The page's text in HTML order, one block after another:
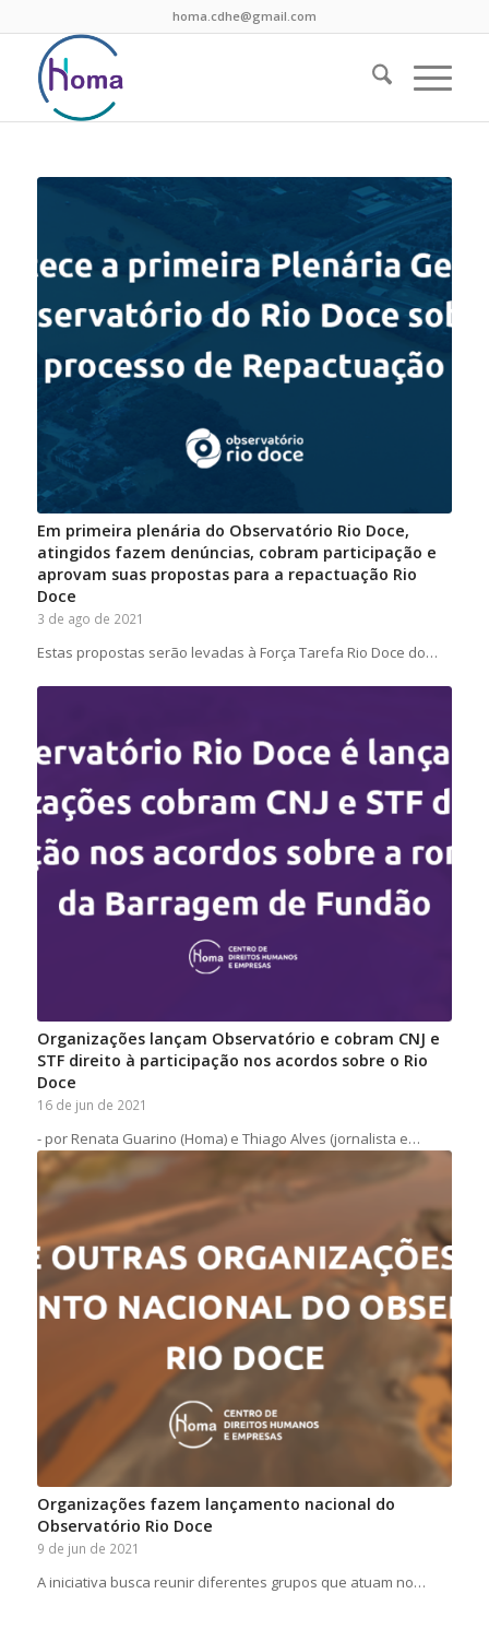
homa.cdhe@gmail.com
Em primeira plenária do Observatório Rio Doce,
atingidos fazem denúncias, cobram participação e
aprovam suas propostas para a repactuação Rio
Doce
3 de ago de 2021
Estas propostas serão levadas à Força Tarefa Rio Doce do…
Organizações lançam Observatório e cobram CNJ e
STF direito à participação nos acordos sobre o Rio
Doce
16 de jun de 2021
- por Renata Guarino (Homa) e Thiago Alves (jornalista e…
Organizações fazem lançamento nacional do
Observatório Rio Doce
9 de jun de 2021
A iniciativa busca reunir diferentes grupos que atuam no…